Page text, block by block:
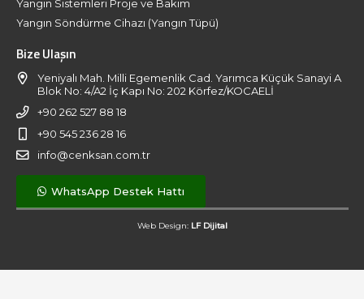
Yangın Sistemleri Proje ve Bakım
Yangın Söndürme Cihazı (Yangın Tüpü)
Bize Ulaşın
Yeniyalı Mah. Milli Egemenlik Cad. Yarımca Küçük Sanayi A
Blok No: 4/A2 İç Kapı No: 202 Körfez/KOCAELİ
+90 262 527 88 18
+90 545 236 28 16
info@cenksan.com.tr
WhatsApp Destek Hattı
Web Design: LF Dijital